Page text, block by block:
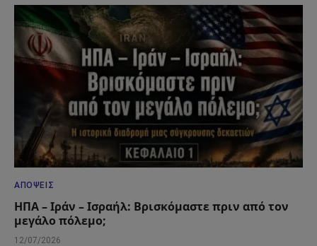
ΑΠΌΨΕΙΣ
ΗΠΑ – Ιράν – Ισραήλ: Βρισκόμαστε πριν από τον
μεγάλο πόλεμο;
12/07/2026